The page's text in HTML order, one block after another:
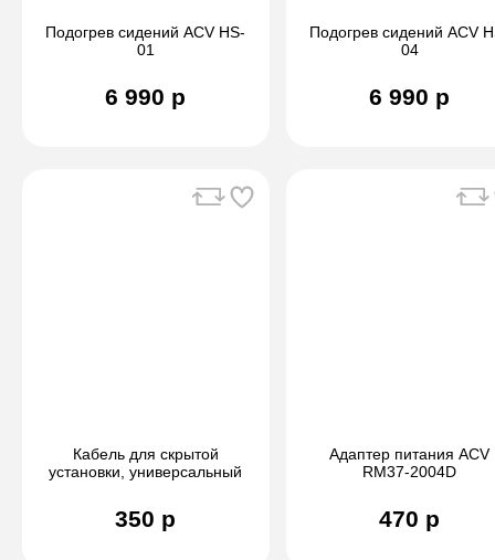
Подогрев сидений ACV HS-
01
6 990 р
Подогрев сидений ACV
04
6 990 р
Кабель для скрытой
установки, универсальный
350 р
Адаптер питания ACV
RM37-2004D
470 р